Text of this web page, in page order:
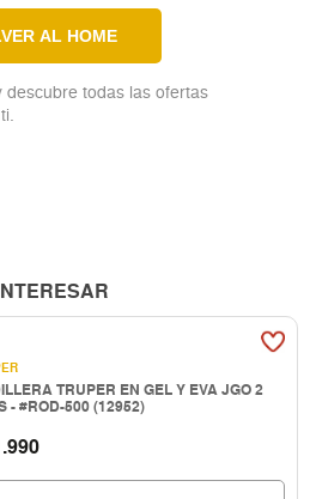
AL HOME
descubre todas las ofertas
TRUPER EN GEL Y EVA JGO 2
- #ROD-500 (12952)